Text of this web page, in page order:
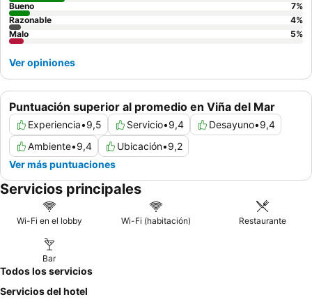
Puntuación superior al promedio en Viña del Mar
Experiencia•9,5 Servicio•9,4 Desayuno•9,4
Ambiente•9,4 Ubicación•9,2
Ver más puntuaciones
Bueno
7%
Razonable
4%
Malo
5%
Ver opiniones
Servicios principales
Wi-Fi en el lobby Wi-Fi (habitación) Restaurante
Bar
Todos los servicios
Servicios del hotel